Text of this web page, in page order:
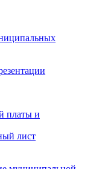
платы и
лист